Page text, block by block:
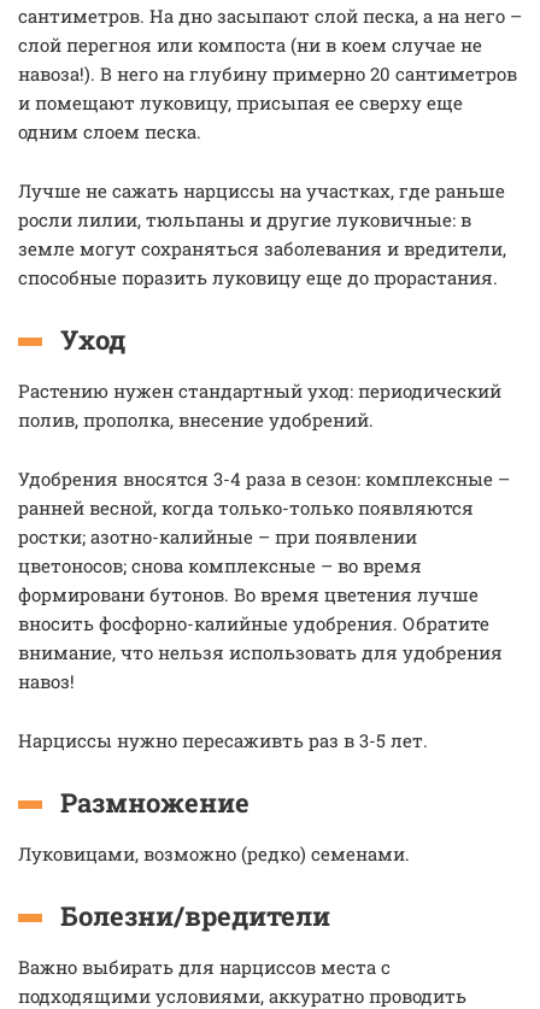
сантиметров. На дно засыпают слой песка, а на него –
слой перегноя или компоста (ни в коем случае не
навоза!). В него на глубину примерно 20 сантиметров
и помещают луковицу, присыпая ее сверху еще
одним слоем песка.
Лучше не сажать нарциссы на участках, где раньше
росли лилии, тюльпаны и другие луковичные: в
земле могут сохраняться заболевания и вредители,
способные поразить луковицу еще до прорастания.
Уход
Растению нужен стандартный уход: периодический
полив, прополка, внесение удобрений.
Удобрения вносятся 3-4 раза в сезон: комплексные –
ранней весной, когда только-только появляются
ростки; азотно-калийные – при появлении
цветоносов; снова комплексные – во время
формировани бутонов. Во время цветения лучше
вносить фосфорно-калийные удобрения. Обратите
внимание, что нельзя использовать для удобрения
навоз!
Нарциссы нужно пересаживть раз в 3-5 лет.
Размножение
Луковицами, возможно (редко) семенами.
Болезни/вредители
Важно выбирать для нарциссов места с
подходящими условиями, аккуратно проводить